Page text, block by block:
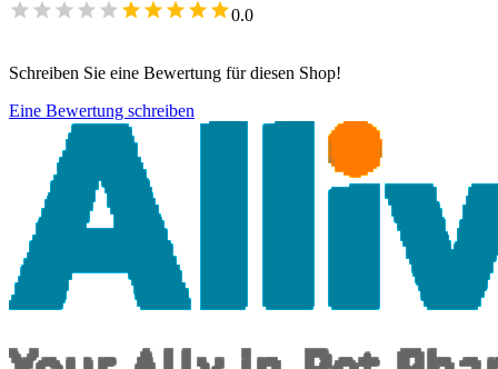
0.0
Schreiben Sie eine Bewertung für diesen Shop!
Eine Bewertung schreiben